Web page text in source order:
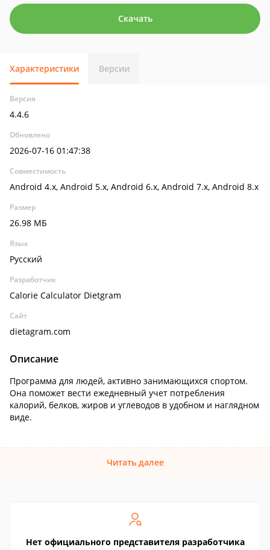
Скачать
Характеристики Версии
Версия
4.4.6
Обновлено
2026-07-16 01:47:38
Совместимость
Android 4.x, Android 5.x, Android 6.x, Android 7.x, Android 8.x
Размер
26.98 МБ
Язык
Русский
Разработчик
Calorie Calculator Dietgram
Сайт
dietagram.com
Описание
Программа для людей, активно занимающихся спортом.
Она поможет вести ежедневный учет потребления
калорий, белков, жиров и углеводов в удобном и наглядном
виде.
Читать далее
Нет официального представителя разработчика